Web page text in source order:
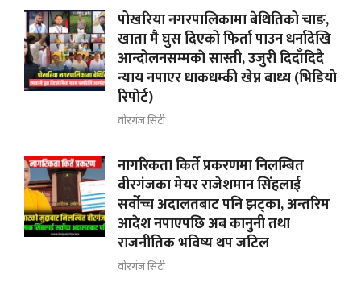
पोखरिया नगरपालिकामा बेथितिको चाङ,
खाता मै घुस दिएको फिर्ता पाउन धर्नादेखि
आन्दोलनसम्मकाे सास्ती, उजुरी दिदाँदिदै
न्याय नपाएर धाकधम्की खेप्न बाध्य (भिडियाे
रिपाेर्ट)
वीरगंज सिटी
नागरिकता किर्ते प्रकरणमा निलम्बित
वीरगंजका मेयर राजेशमान सिंहलाई
सर्वोच्च अदालतबाट पनि झट्का, अन्तरिम
आदेश नपाएपछि अब कानुनी तथा
राजनीतिक भविष्य थप जटिल
वीरगंज सिटी